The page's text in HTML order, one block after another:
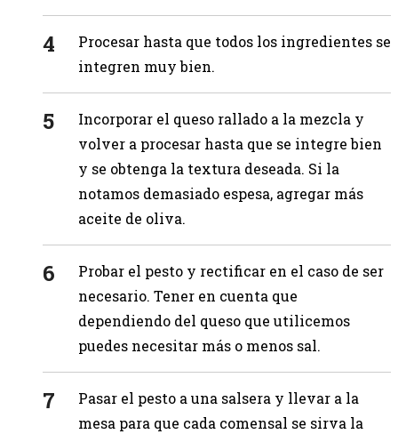
Procesar hasta que todos los ingredientes se
integren muy bien.
Incorporar el queso rallado a la mezcla y
volver a procesar hasta que se integre bien
y se obtenga la textura deseada. Si la
notamos demasiado espesa, agregar más
aceite de oliva.
Probar el pesto y rectificar en el caso de ser
necesario. Tener en cuenta que
dependiendo del queso que utilicemos
puedes necesitar más o menos sal.
Pasar el pesto a una salsera y llevar a la
mesa para que cada comensal se sirva la